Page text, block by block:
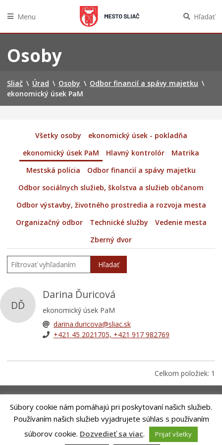
obsah
Menu Hľadať
Osoby
Sliač \ Úrad \ Osoby \ Odbor financií a spávy majetku \
ekonomický úsek PaM
Všetky osoby
ekonomický úsek - pokladňa
ekonomický úsek PaM
Hlavný kontrolór
Matrika
Mestská polícia
Odbor financií a spávy majetku
Odbor sociálnych služieb, školstva a služieb občanom
Odbor výstavby, životného prostredia a rozvoja mesta
Organizačný odbor
Technické služby
Vedenie mesta
Zberný dvor
Hľadať
DĎ
Darina Ďuricová
ekonomický úsek PaM
darina.duricova@sliac.sk
+421 45 2021705, +421 917 982769
Celkom položiek: 1
RiešenieANTIK SMART CITY
| Technický prevádzkovateľ -MVI
Technology, s. r. o.
Súbory cookie nám pomáhajú pri poskytovaní našich služieb.
Používaním našich služieb vyjadrujete súhlas s používaním
súborov cookie. Dozvedieť sa viac. Prijať všetky